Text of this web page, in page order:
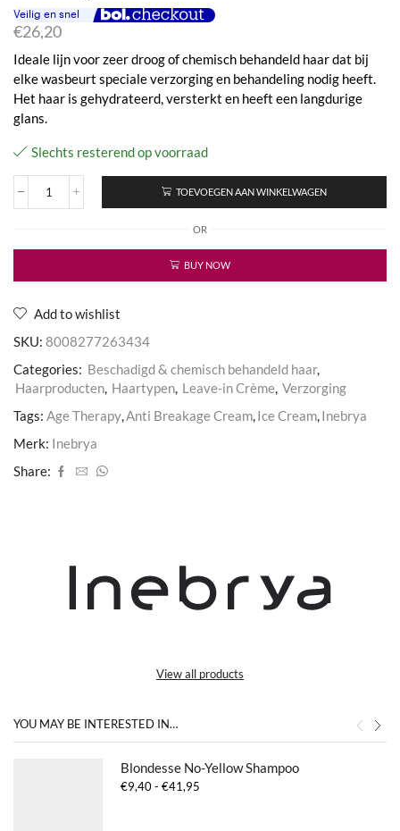
€26,20
Ideale lijn voor zeer droog of chemisch behandeld haar dat bij
elke wasbeurt speciale verzorging en behandeling nodig heeft.
Het haar is gehydrateerd, versterkt en heeft een langdurige
glans.
Slechts resterend op voorraad
Inebrya
Cream
Therapy
Anti
Cream
TOEVOEGEN AAN WINKELWAGEN
OR
BUY NOW
Add to wishlist
SKU: 8008277263434
Categories: Beschadigd & chemisch behandeld haar,
Haarproducten, Haartypen, Leave-in Crème, Verzorging
Tags: Age Therapy,Anti Breakage Cream,Ice Cream,Inebrya
Merk: Inebrya
Share:
View all products
YOU MAY BE INTERESTED IN…
Blondesse No-Yellow Shampoo
€9,40- €41,95